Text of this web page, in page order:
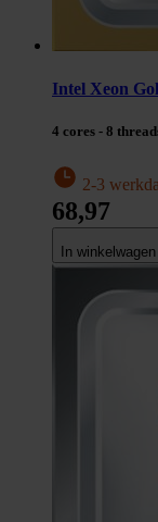
Intel Xeon
4 cores - 8
2-3
68,97
In winkel­wagen